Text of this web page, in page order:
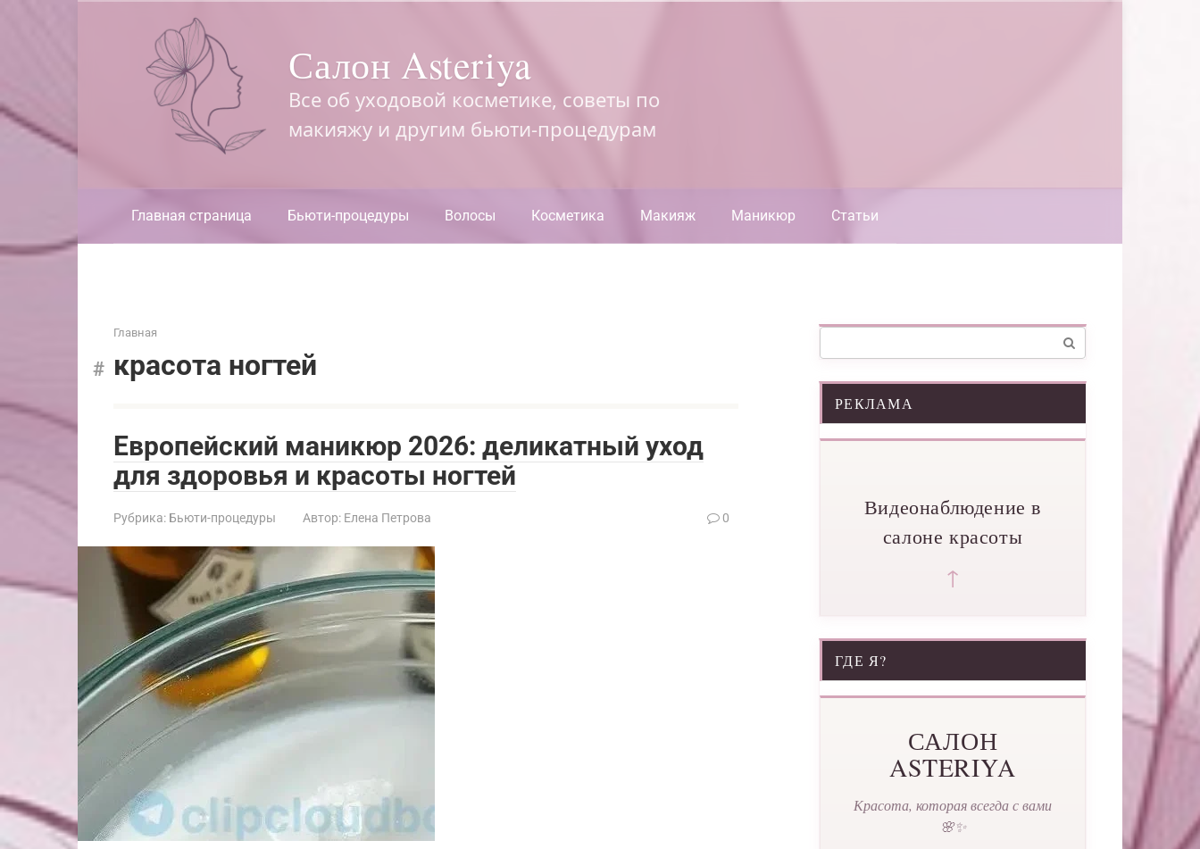
Салон Asteriya
Все об уходовой косметике, советы по
макияжу и другим бьюти-процедурам
Главная страница Бьюти-процедуры Волосы Косметика Макияж Маникюр Статьи
Главная
красота ногтей
Европейский маникюр 2026: деликатный уход
для здоровья и красоты ногтей
Рубрика: Бьюти-процедуры Автор: Елена Петрова 0
РЕКЛАМА
Видеонаблюдение в
салоне красоты
↑
ГДЕ Я?
САЛОН
ASTERIYA
Красота, которая всегда с вами
🌸✨